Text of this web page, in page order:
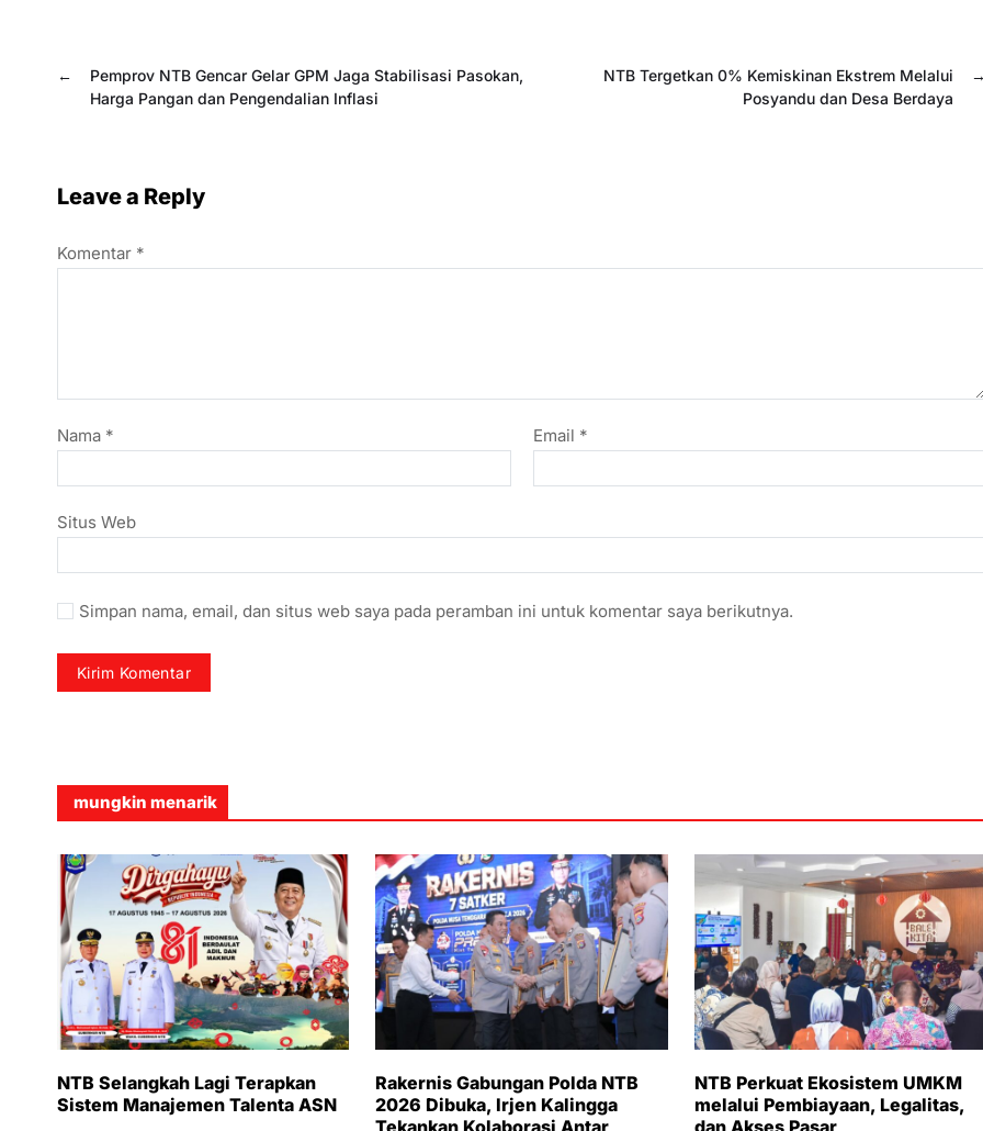
←
Pemprov NTB Gencar Gelar GPM Jaga Stabilisasi Pasokan,
Harga Pangan dan Pengendalian Inflasi
NTB Tergetkan 0% Kemiskinan Ekstrem Melalui
Posyandu dan Desa Berdaya
Leave a Reply
Komentar *
Nama * Email *
Situs Web
Simpan nama, email, dan situs web saya pada peramban ini untuk komentar saya berikutnya.
mungkin menarik
NTB Selangkah Lagi Terapkan
Sistem Manajemen Talenta ASN
Rakernis Gabungan Polda NTB
2026 Dibuka, Irjen Kalingga
Tekankan Kolaborasi Antar
NTB Perkuat Ekosistem UMKM
melalui Pembiayaan, Legalitas,
dan Akses Pasar